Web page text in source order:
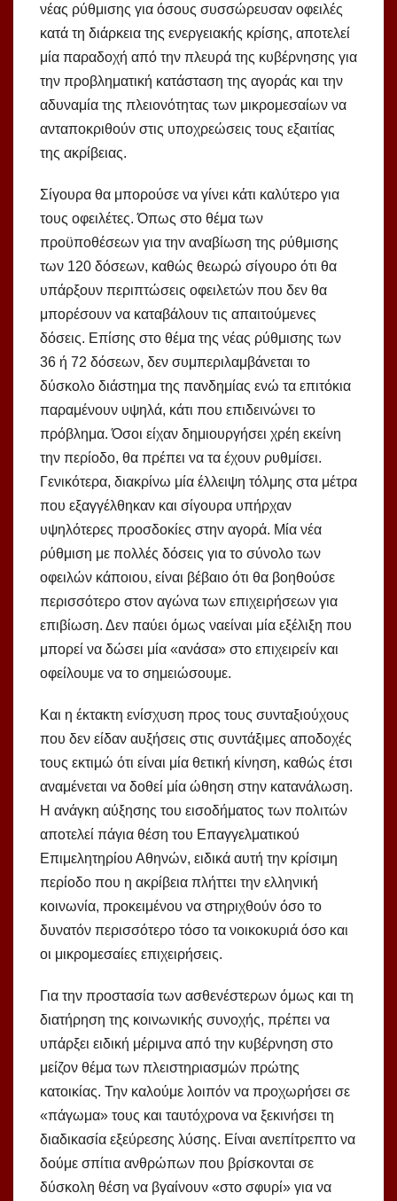
νέας ρύθμισης για όσους συσσώρευσαν οφειλές
κατά τη διάρκεια της ενεργειακής κρίσης, αποτελεί
μία παραδοχή από την πλευρά της κυβέρνησης για
την προβληματική κατάσταση της αγοράς και την
αδυναμία της πλειονότητας των μικρομεσαίων να
ανταποκριθούν στις υποχρεώσεις τους εξαιτίας
της ακρίβειας.
Σίγουρα θα μπορούσε να γίνει κάτι καλύτερο για
τους οφειλέτες. Όπως στο θέμα των
προϋποθέσεων για την αναβίωση της ρύθμισης
των 120 δόσεων, καθώς θεωρώ σίγουρο ότι θα
υπάρξουν περιπτώσεις οφειλετών που δεν θα
μπορέσουν να καταβάλουν τις απαιτούμενες
δόσεις. Επίσης στο θέμα της νέας ρύθμισης των
36 ή 72 δόσεων, δεν συμπεριλαμβάνεται το
δύσκολο διάστημα της πανδημίας ενώ τα επιτόκια
παραμένουν υψηλά, κάτι που επιδεινώνει το
πρόβλημα. Όσοι είχαν δημιουργήσει χρέη εκείνη
την περίοδο, θα πρέπει να τα έχουν ρυθμίσει.
Γενικότερα, διακρίνω μία έλλειψη τόλμης στα μέτρα
που εξαγγέλθηκαν και σίγουρα υπήρχαν
υψηλότερες προσδοκίες στην αγορά. Μία νέα
ρύθμιση με πολλές δόσεις για το σύνολο των
οφειλών κάποιου, είναι βέβαιο ότι θα βοηθούσε
περισσότερο στον αγώνα των επιχειρήσεων για
επιβίωση. Δεν παύει όμως ναείναι μία εξέλιξη που
μπορεί να δώσει μία «ανάσα» στο επιχειρείν και
οφείλουμε να το σημειώσουμε.
Και η έκτακτη ενίσχυση προς τους συνταξιούχους
που δεν είδαν αυξήσεις στις συντάξιμες αποδοχές
τους εκτιμώ ότι είναι μία θετική κίνηση, καθώς έτσι
αναμένεται να δοθεί μία ώθηση στην κατανάλωση.
Η ανάγκη αύξησης του εισοδήματος των πολιτών
αποτελεί πάγια θέση του Επαγγελματικού
Επιμελητηρίου Αθηνών, ειδικά αυτή την κρίσιμη
περίοδο που η ακρίβεια πλήττει την ελληνική
κοινωνία, προκειμένου να στηριχθούν όσο το
δυνατόν περισσότερο τόσο τα νοικοκυριά όσο και
οι μικρομεσαίες επιχειρήσεις.
Για την προστασία των ασθενέστερων όμως και τη
διατήρηση της κοινωνικής συνοχής, πρέπει να
υπάρξει ειδική μέριμνα από την κυβέρνηση στο
μείζον θέμα των πλειστηριασμών πρώτης
κατοικίας. Την καλούμε λοιπόν να προχωρήσει σε
«πάγωμα» τους και ταυτόχρονα να ξεκινήσει τη
διαδικασία εξεύρεσης λύσης. Είναι ανεπίτρεπτο να
δούμε σπίτια ανθρώπων που βρίσκονται σε
δύσκολη θέση να βγαίνουν «στο σφυρί» για να